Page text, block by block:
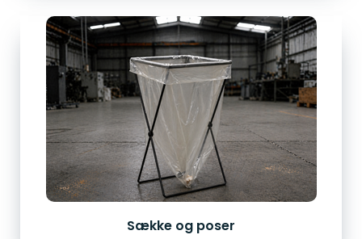
Sække og poser